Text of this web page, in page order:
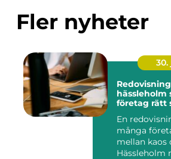
Fler nyheter
30.
hässleholm så hittar
företag rätt
En
många
mellan kaos
Hässleholm